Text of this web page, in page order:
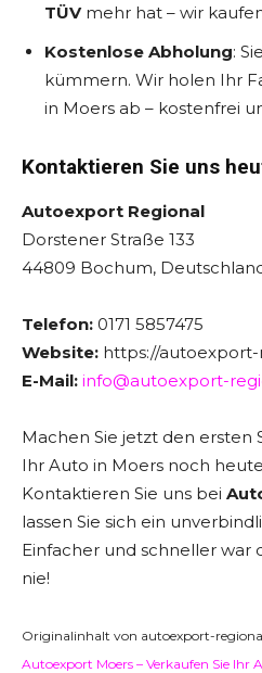
TÜVmehr hat – wir
Kostenlose Abholung:
kümmern. Wir holen Ihr
in Moers ab – kostenfrei
Kontaktieren Sie uns
Autoexport Regional
Dorstener Straße 133
44809 Bochum,
Telefon: 0171 5857475
Website: https://
E-Mail: info@autoexport-
Machen Sie jetzt den ersten
Ihr Auto in Moers noch
Kontaktieren Sie uns bei
lassen Sie sich ein
Einfacher und schneller war
nie!
Originalinhalt von autoexport-
Autoexport Moers – Verkaufen Sie Ihr